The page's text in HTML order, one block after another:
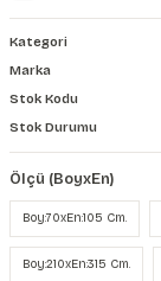
Kategori
Marka
Stok Kodu
Stok Durumu
Ölçü (BoyxEn)
Boy:70xEn:105 Cm.
Boy:210xEn:315 Cm.